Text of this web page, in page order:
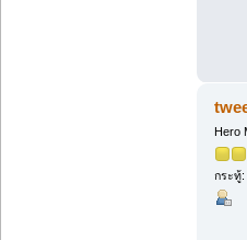
Hero
กระทู้: